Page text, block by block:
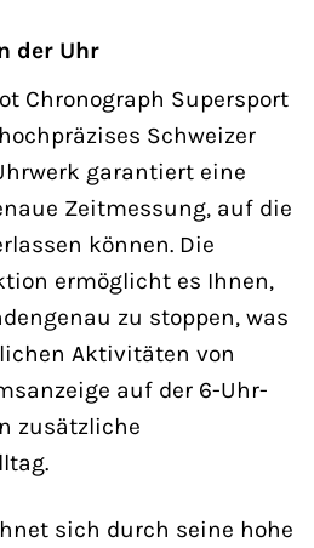
der Uhr
Chronograph Supersport
Schweizer
garantiert eine
Zeitmessung, auf die
können. Die
ermöglicht es Ihnen,
zu stoppen, was
Aktivitäten von
auf der 6-Uhr-
zusätzliche
sich durch seine hohe